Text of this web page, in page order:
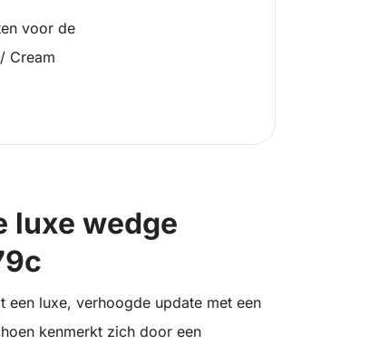
voor de
Cream
luxe wedge
een luxe, verhoogde update met een
kenmerkt zich door een